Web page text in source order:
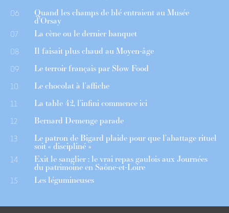
06 Quand les champs de blé entraient au Musée
d’Orsay
07 La cène ou le dernier banquet
08 Il faisait plus chaud au Moyen-âge
09 Le terroir français par Slow Food
10 Le chocolat à l’affiche
11 La table 42, l’infini commence ici
12 Bernard Demenge parade
13 Le patron de Bigard plaide pour que l’abattage rituel
soit « discipliné »
14 Exit le sanglier : le vrai repas gaulois aux Journées
du patrimoine en Saône-et-Loire
15 Les légumineuses